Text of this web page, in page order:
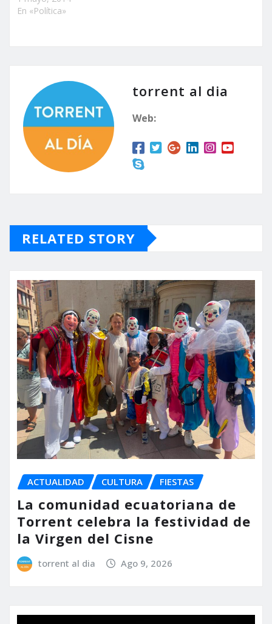
En «Política»
torrent al dia
Web:
RELATED STORY
ACTUALIDAD CULTURA FIESTAS
La comunidad ecuatoriana de
Torrent celebra la festividad de
la Virgen del Cisne
torrent al dia Ago 9, 2026